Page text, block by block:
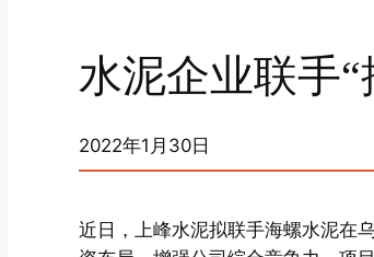
水泥企业联手
2022年1月30日
近日，上峰水泥拟联手海螺水泥在